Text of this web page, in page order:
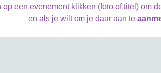
op een evenement klikken (foto of titel) om
en als je wilt om je daar aan te